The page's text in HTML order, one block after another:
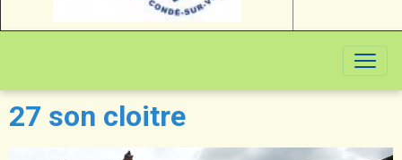
27 son cloitre